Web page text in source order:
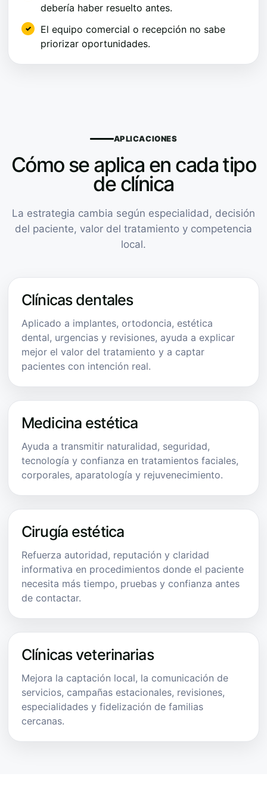
debería haber resuelto antes.
El equipo comercial o recepción no sabe
priorizar oportunidades.
APLICACIONES
Cómo se aplica en cada tipo
de clínica
La estrategia cambia según especialidad, decisión
del paciente, valor del tratamiento y competencia
local.
Clínicas dentales
Aplicado a implantes, ortodoncia, estética
dental, urgencias y revisiones, ayuda a explicar
mejor el valor del tratamiento y a captar
pacientes con intención real.
Medicina estética
Ayuda a transmitir naturalidad, seguridad,
tecnología y confianza en tratamientos faciales,
corporales, aparatología y rejuvenecimiento.
Cirugía estética
Refuerza autoridad, reputación y claridad
informativa en procedimientos donde el paciente
necesita más tiempo, pruebas y confianza antes
de contactar.
Clínicas veterinarias
Mejora la captación local, la comunicación de
servicios, campañas estacionales, revisiones,
especialidades y fidelización de familias
cercanas.